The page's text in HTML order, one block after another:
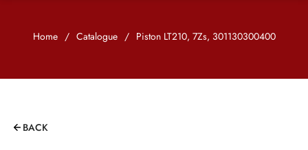
Home / Catalogue / Piston LT210, 7Zs, 301130300400
BACK